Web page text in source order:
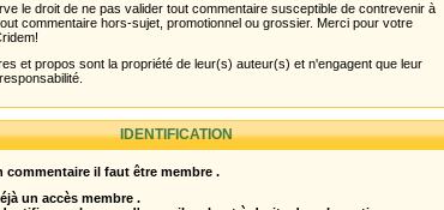
le droit de ne pas valider tout commentaire susceptible de contrevenir à
commentaire hors-sujet, promotionnel ou grossier. Merci pour votre
et propos sont la propriété de leur(s) auteur(s) et n'engagent que leur
IDENTIFICATION
commentaire il faut être membre .
un accès membre .